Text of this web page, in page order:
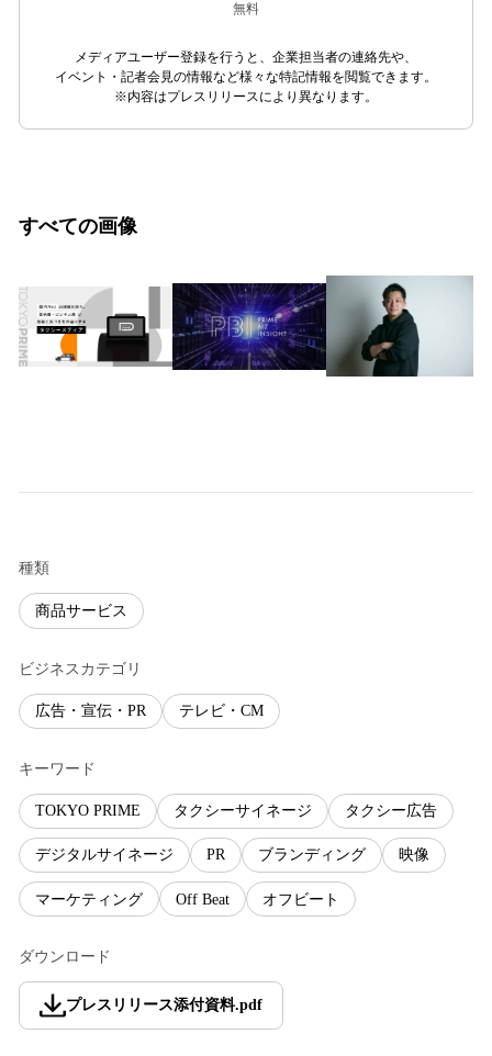
無料
メディアユーザー登録を行うと、企業担当者の連絡先や、
イベント・記者会見の情報など様々な特記情報を閲覧できます。
※内容はプレスリリースにより異なります。
すべての画像
種類
商品サービス
ビジネスカテゴリ
広告・宣伝・PR テレビ・CM
キーワード
TOKYO PRIME タクシーサイネージ タクシー広告
デジタルサイネージ PR ブランディング 映像
マーケティング Off Beat オフビート
ダウンロード
プレスリリース添付資料.pdf